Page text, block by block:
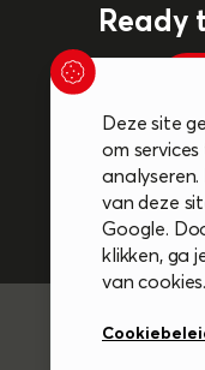
Ready
Volg
Deze site
om
van deze
Google.
klikken, ga
van cookies.